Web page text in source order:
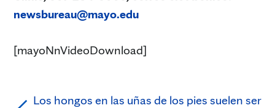
newsbureau@mayo.edu
[mayoNnVideoDownload]
Los hongos en las uñas de los pies suelen ser